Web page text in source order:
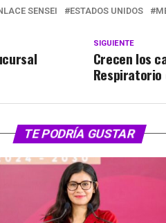
SENSEI ESTADOS UNIDOS
SIGUIENTE
Crecen los
Respiratorio
TE PODRÍA GUSTAR